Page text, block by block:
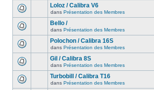
Loloz / Calibra V6
dans Présentation des Membres
Bello /
dans Présentation des Membres
Polochon / Calibra 16S
dans Présentation des Membres
Gil / Calibra 8S
dans Présentation des Membres
Turbobill / Calibra T16
dans Présentation des Membres